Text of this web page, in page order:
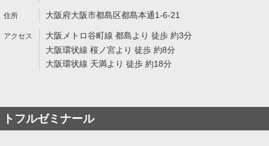
大阪府大阪市都島区都島本通1-6-21
大阪メトロ谷町線 都島より 徒歩 約3分
大阪環状線 桜ノ宮より 徒歩 約8分
大阪環状線 天満より 徒歩 約18分
トフルゼミナール